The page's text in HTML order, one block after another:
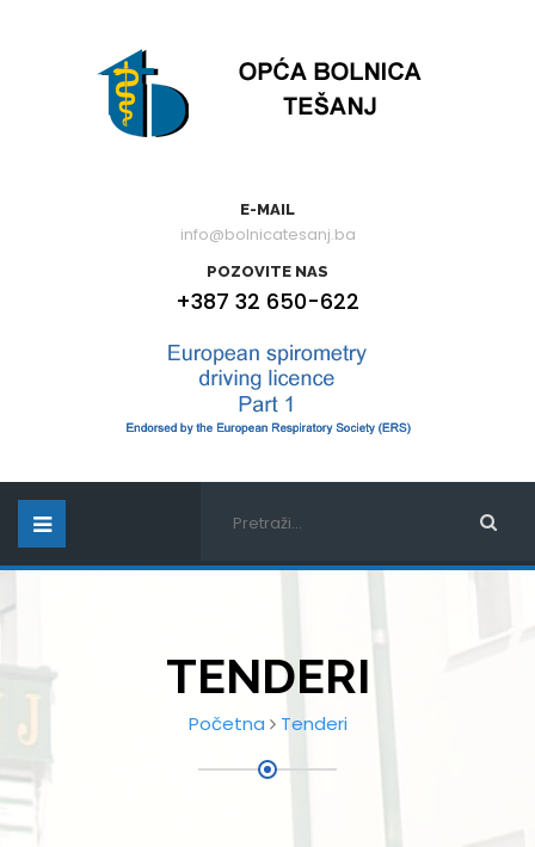
E-MAIL
info@bolnicatesanj.ba
POZOVITE NAS
+387 32 650-622
TENDERI
Početna Tenderi